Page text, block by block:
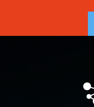
content